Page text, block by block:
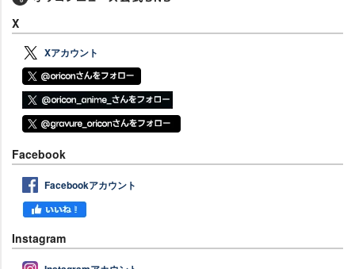
X
Xアカウント
Facebook
Facebookアカウント
Instagram